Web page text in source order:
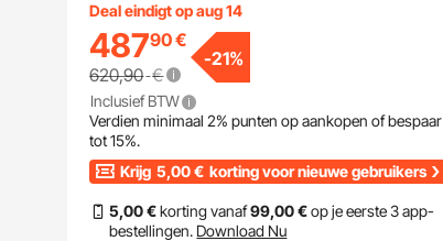
Deal eindigt op aug 14
48790€
620,90 €
-21%
Inclusief BTW
Verdien minimaal2% punten op aankopen of bespaar
tot15%.
Krijg 5,00 € korting voor nieuwe gebruikers
5,00 €korting vanaf99,00 €op je eerste 3 app-
bestellingen. Download Nu